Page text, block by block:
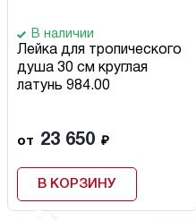
В наличии
Лейка для тропического
душа 30 см круглая
латунь 984.00
от 23 650 ₽
В КОРЗИНУ